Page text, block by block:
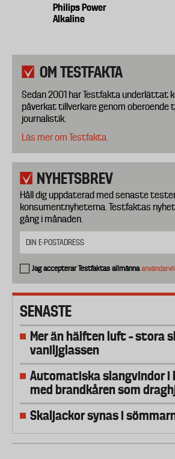
Philips Power
Alkaline
OM TESTFAKTA
Sedan 2001 har Testfakta underlättat
påverkat tillverkare genom oberoende
journalistik.
Läs mer om Testfakta.
NYHETSBREV
Håll dig uppdaterad med senaste
konsumentnyheterna. Testfaktas
gång i månaden.
Jag accepterar Testfaktas allmänna
SENASTE
Mer än hälften luft – stora
vaniljglassen
Automatiska slangvindor i
med brandkåren som
Skaljackor synas i